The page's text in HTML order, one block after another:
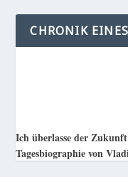
CHRONIK
Ich überlasse der
Tagesbiographie von